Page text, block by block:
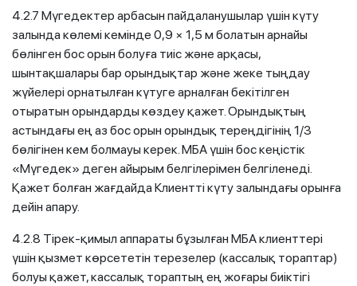
4.2.7 Мүгедектер арбасын пайдаланушылар үшін күту
залында көлемі кемінде 0,9 × 1,5 м болатын арнайы
бөлінген бос орын болуға тиіс және арқасы,
шынтақшалары бар орындықтар және жеке тыңдау
жүйелері орнатылған күтуге арналған бекітілген
отыратын орындарды көздеу қажет. Орындықтың
астындағы ең аз бос орын орындық тереңдігінің 1/3
бөлігінен кем болмауы керек. МБА үшін бос кеңістік
«Мүгедек» деген айырым белгілерімен белгіленеді.
Қажет болған жағдайда Клиентті күту залындағы орынға
дейін апару.
4.2.8 Тірек-қимыл аппараты бұзылған МБА клиенттері
үшін қызмет көрсететін терезелер (кассалық тораптар)
болуы қажет, кассалық тораптың ең жоғары биіктігі